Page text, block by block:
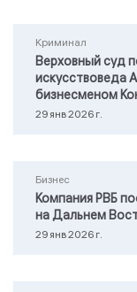
Криминал
Верховный суд
искусствоведа
бизнесменом
29 янв 2026 г.
Бизнес
Компания РВБ
на Дальнем
29 янв 2026 г.